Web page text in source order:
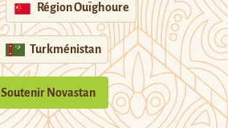
Région Ouïghoure
Turkménistan
Soutenir Novastan